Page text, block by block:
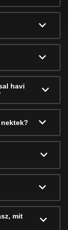
havi
mit